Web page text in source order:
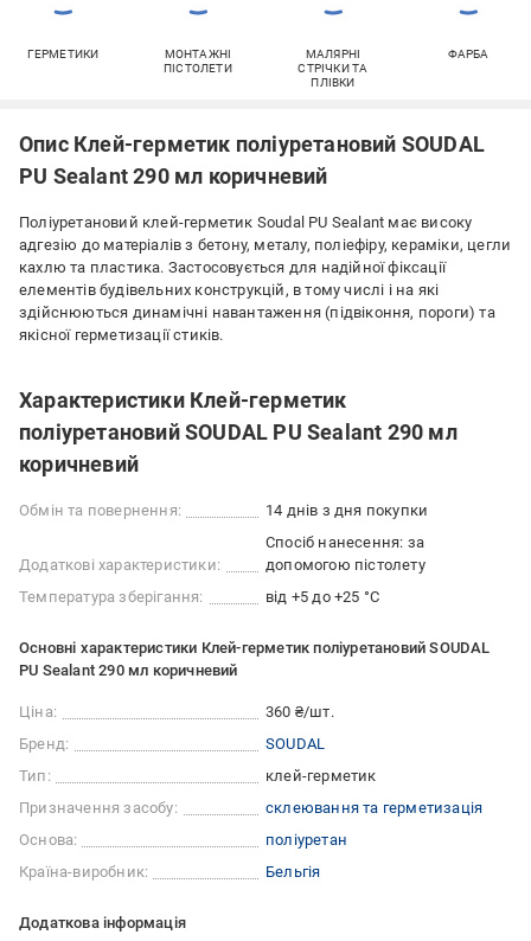
ГЕРМЕТИКИ
МОНТАЖНІ
ПІСТОЛЕТИ
МАЛЯРНІ
СТРІЧКИ ТА
ПЛІВКИ
ФАРБА
Опис Клей-герметик поліуретановий SOUDAL
PU Sealant 290 мл коричневий
Поліуретановий клей-герметик Soudal PU Sealant має високу
адгезію до матеріалів з бетону, металу, поліефіру, кераміки, цегли
кахлю та пластика. Застосовується для надійної фіксації
елементів будівельних конструкцій, в тому числі і на які
здійснюються динамічні навантаження (підвіконня, пороги) та
якісної герметизації стиків.
Характеристики Клей-герметик
поліуретановий SOUDAL PU Sealant 290 мл
коричневий
Обмін та повернення: 14 днів з дня покупки
Додаткові характеристики:
Спосіб нанесення: за
допомогою пістолету
Температура зберігання:
від +5 до +25 °C
Основні характеристики Клей-герметик поліуретановий SOUDAL
PU Sealant 290 мл коричневий
Ціна:
360 ₴/шт.
Бренд:
SOUDAL
Тип:
клей-герметик
Призначення засобу:
склеювання та герметизація
Основа:
поліуретан
Країна-виробник:
Бельгія
Додаткова інформація